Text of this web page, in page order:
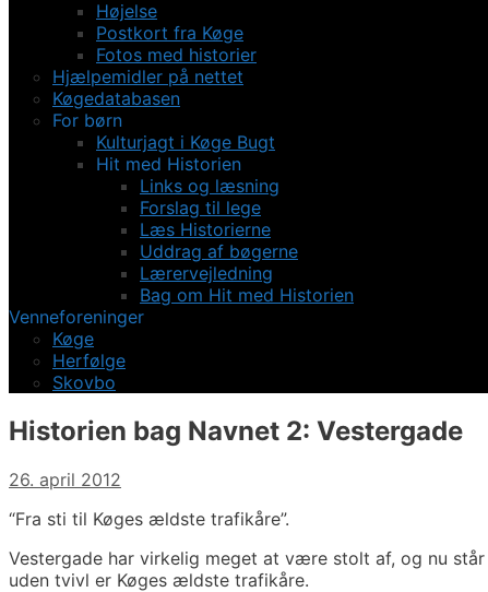
Højelse
Postkort fra Køge
Fotos med historier
Hjælpemidler på nettet
Køgedatabasen
For børn
Kulturjagt i Køge Bugt
Hit med Historien
Links og læsning
Forslag til lege
Læs Historierne
Uddrag af bøgerne
Lærervejledning
Bag om Hit med Historien
Venneforeninger
Køge
Herfølge
Skovbo
Historien bag Navnet 2: Vestergade
26. april 2012
“Fra sti til Køges ældste trafikåre”.
Vestergade har virkelig meget at være stolt af, og nu
uden tvivl er Køges ældste trafikåre.